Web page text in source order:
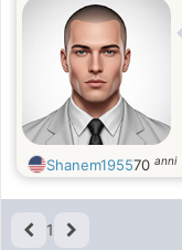
Shanem195570 anni
1